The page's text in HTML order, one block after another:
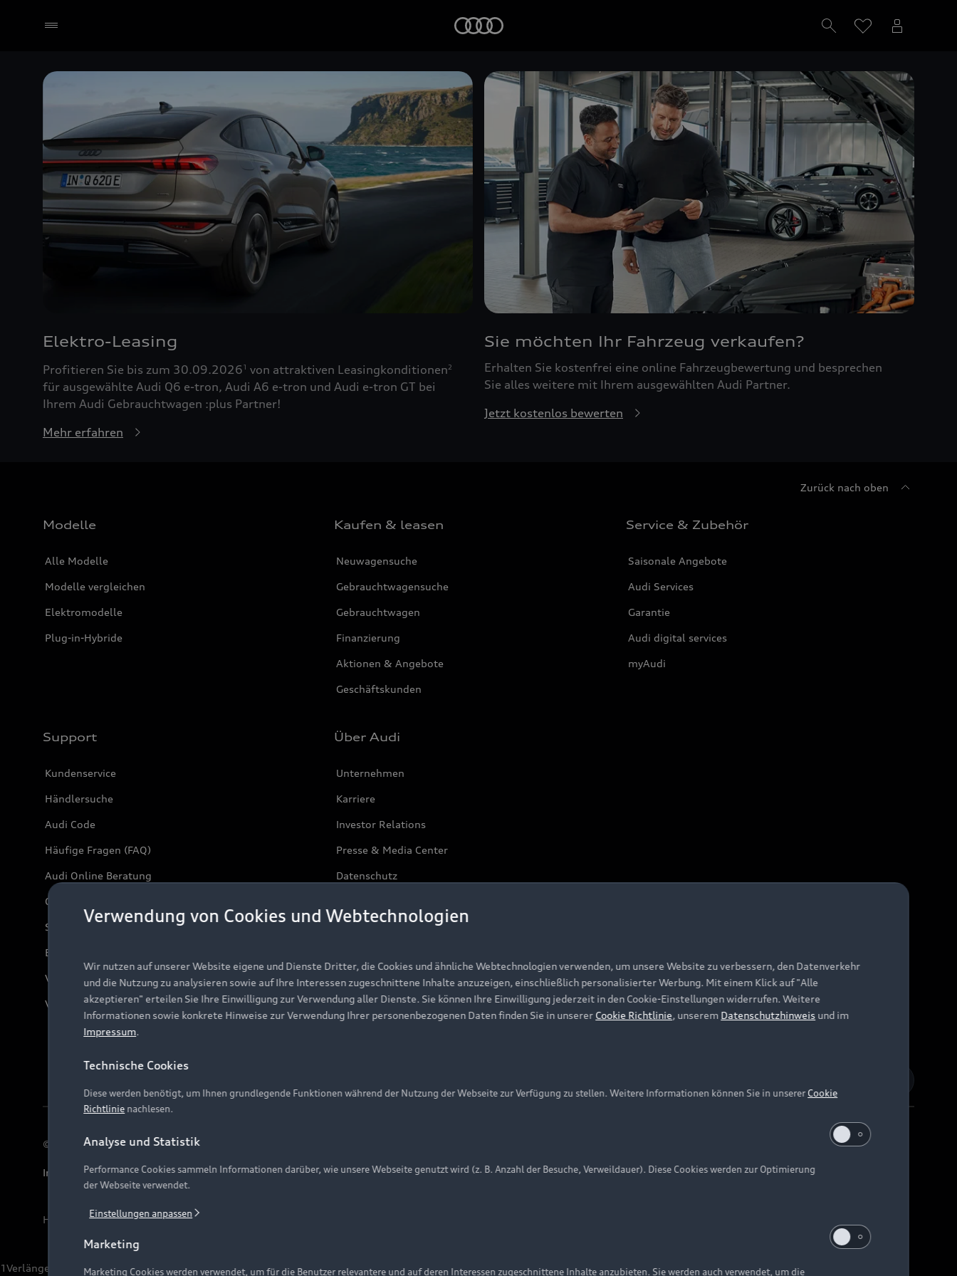
Elektro-Leasing
Profitieren Sie bis zum 30.09.20261 von attraktiven Leasingkonditionen2
für ausgewählte Audi Q6 e-tron, Audi A6 e-tron und Audi e-tron GT bei
Ihrem Audi Gebrauchtwagen :plus Partner!
Mehr erfahren
Sie möchten Ihr Fahrzeug verkaufen?
Erhalten Sie kostenfrei eine online Fahrzeugbewertung und besprechen
Sie alles weitere mit Ihrem ausgewählten Audi Partner.
Jetzt kostenlos bewerten
Zurück nach oben
Modelle
Alle Modelle
Modelle vergleichen
Elektromodelle
Plug-in-Hybride
Kaufen & leasen
Neuwagensuche
Gebrauchtwagensuche
Gebrauchtwagen
Finanzierung
Aktionen & Angebote
Geschäftskunden
Service & Zubehör
Saisonale Angebote
Audi Services
Garantie
Audi digital services
myAudi
Support
Kundenservice
Händlersuche
Audi Code
Häufige Fragen (FAQ)
Audi Online Beratung
Online-Terminvereinbarung
Servicekontakt
Bordbuch & Bedienungsanleitungen
Verträge kündigen
Vertrag widerrufen
Über Audi
Unternehmen
Karriere
Investor Relations
Presse & Media Center
Datenschutz
© 2026 AUDI AG. Alle Rechte vorbehalten
Impressum Rechtliches Hinweisgebersystem Datenschutzinformation Cookie-Einstellungen Cookie-Richtlinie Barrierefreiheit Digital Services Act
Hinweis: Die aktuelle Darstellung und Anordnung der Embleme am Fahrzeug bei allen Abbildungen auf dieser Webseite kann abweichen.
1Verlängerung vorbehalten.
Verwendung von Cookies und Webtechnologien
Wir nutzen auf unserer Website eigene und Dienste Dritter, die Cookies und ähnliche Webtechnologien verwenden, um unsere Website zu verbessern, den Datenverkehr
und die Nutzung zu analysieren sowie auf Ihre Interessen zugeschnittene Inhalte anzuzeigen, einschließlich personalisierter Werbung. Mit einem Klick auf "Alle
akzeptieren" erteilen Sie Ihre Einwilligung zur Verwendung aller Dienste. Sie können Ihre Einwilligung jederzeit in den Cookie-Einstellungen widerrufen. Weitere
Informationen sowie konkrete Hinweise zur Verwendung Ihrer personenbezogenen Daten finden Sie in unserer Cookie Richtlinie, unserem Datenschutzhinweis und im
Impressum.
Technische Cookies
Diese werden benötigt, um Ihnen grundlegende Funktionen während der Nutzung der Webseite zur Verfügung zu stellen. Weitere Informationen können Sie in unsererCookie
Richtlinie nachlesen.
Analyse und Statistik
Performance Cookies sammeln Informationen darüber, wie unsere Webseite genutzt wird (z. B. Anzahl der Besuche, Verweildauer). Diese Cookies werden zur Optimierung
der Webseite verwendet.
Einstellungen anpassen
Marketing
Marketing Cookies werden verwendet, um für die Benutzer relevantere und auf deren Interessen zugeschnittene Inhalte anzubieten. Sie werden auch verwendet, um die